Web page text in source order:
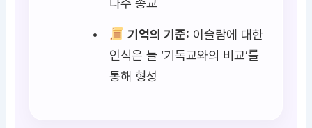
다수 종교
기억의 기준: 이슬람에 대한
인식은 늘 ‘기독교와의 비교’를
통해 형성